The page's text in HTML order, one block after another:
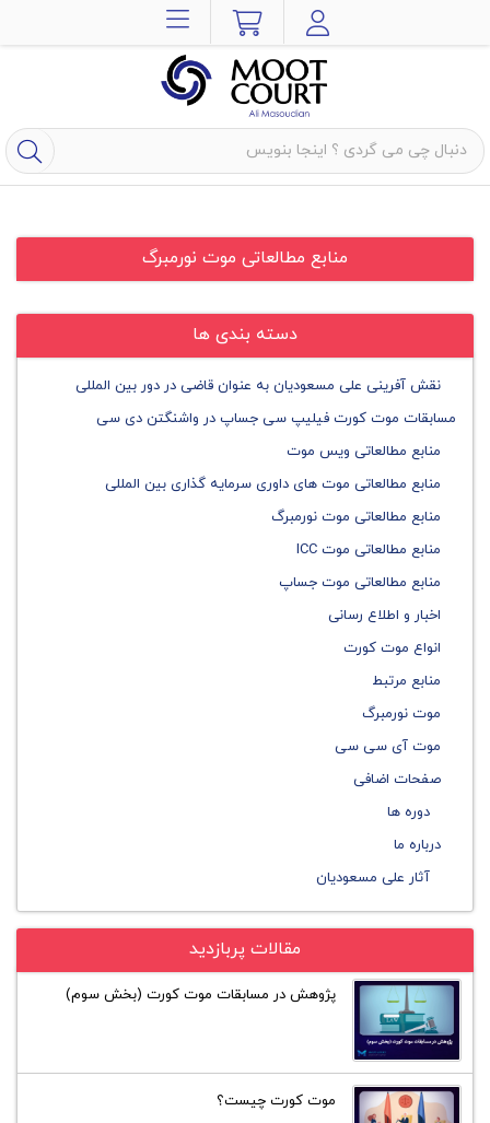
منابع مطالعاتی موت نورمبرگ
دسته بندی ها
نقش آفرینی علی مسعودیان به عنوان قاضی در دور بین المللی
مسابقات موت کورت فیلیپ سی جساپ در واشنگتن دی سی
منابع مطالعاتی ویس موت
منابع مطالعاتی موت های داوری سرمایه گذاری بین المللی
منابع مطالعاتی موت نورمبرگ
منابع مطالعاتی موت ICC
منابع مطالعاتی موت جساپ
اخبار و اطلاع رسانی
انواع موت کورت
منابع مرتبط
موت نورمبرگ
موت آی سی سی
صفحات اضافی
دوره ها
درباره ما
آثار علی مسعودیان
مقالات پربازدید
پژوهش در مسابقات موت کورت (بخش سوم)
موت کورت چیست؟